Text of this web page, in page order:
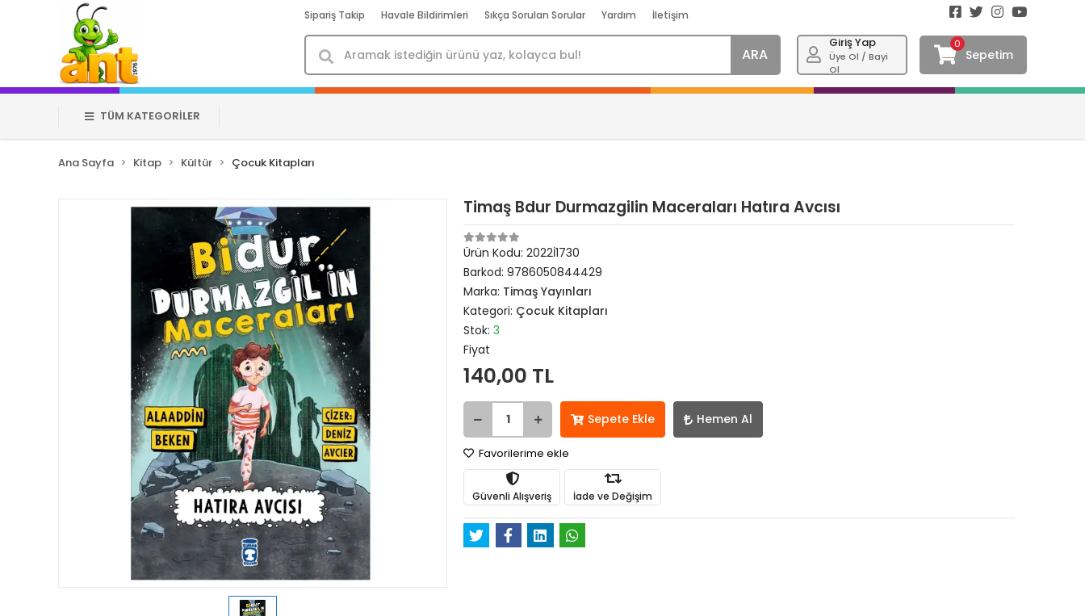
Sipariş Takip Havale Bildirimleri Sıkça Sorulan Sorular Yardım İletişim
ARA
Giriş Yap
Üye Ol / Bayi
Ol
0
Sepetim
TÜM KATEGORİLER
Ana Sayfa Kitap Kültür Çocuk Kitapları
Timaş Bdur Durmazgilin Maceraları Hatıra Avcısı
Ürün Kodu:2022İ1730
Barkod:9786050844429
Marka: Timaş Yayınları
Kategori: Çocuk Kitapları
Stok:3
Fiyat
140,00 TL
Sepete Ekle Hemen Al
Favorilerime ekle
Güvenli Alışveriş İade ve Değişim